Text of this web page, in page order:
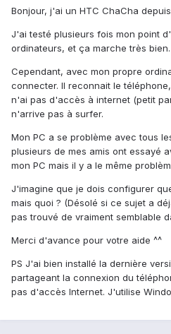
Bonjour, j'ai un HTC ChaCha
J'ai testé plusieurs fois mon point
ordinateurs, et ça marche très bien.
Cependant, avec mon propre
connecter. Il reconnait le
n'ai pas d'accès à internet (petit
n'arrive pas à surfer.
Mon PC a se problème avec tous
plusieurs de mes amis ont essayé
mon PC mais il y a le même
J'imagine que je dois configurer
mais quoi ? (Désolé si ce sujet a
pas trouvé de vraiment semblable
Merci d'avance pour votre aide ^^
PS J'ai bien installé la dernière
partageant la connexion du
pas d'accès Internet. J'utilise